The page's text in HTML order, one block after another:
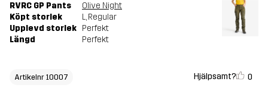
RVRC GP Pants
Olive Night
Köpt storlek
L, Regular
Upplevd storlek Perfekt
Längd
Perfekt
Artikelnr 10007 Hjälpsamt? 0